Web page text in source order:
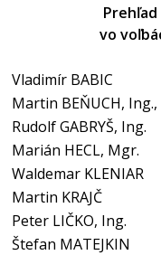
vo
Vladimír BABIC
Martin BEŇUCH,
Rudolf GABRYŠ, Ing.
Marián HECL, Mgr.
Waldemar KLENIAR
Martin KRAJČ
Peter LIČKO, Ing.
Štefan MATEJKIN